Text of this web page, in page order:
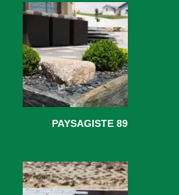
PAYSAGISTE 89